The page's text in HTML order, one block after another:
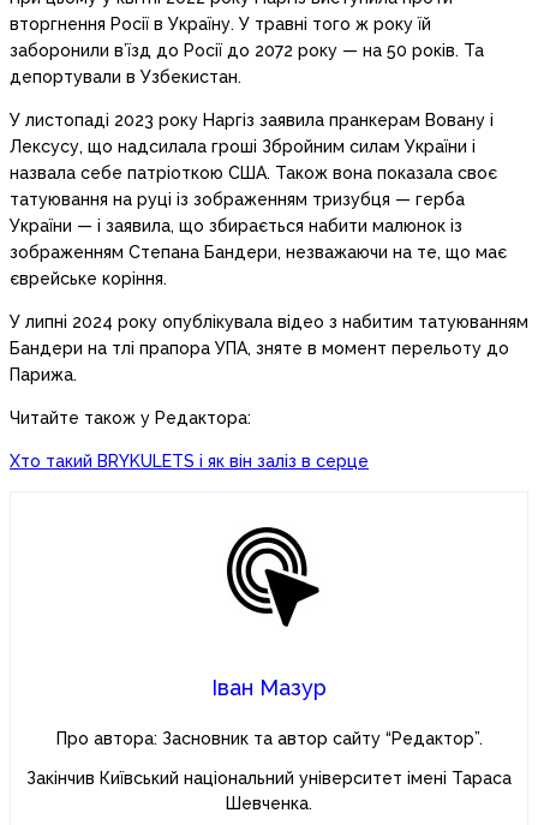
вторгнення Росії в Україну. У травні того ж року їй
заборонили в’їзд до Росії до 2072 року — на 50 років. Та
депортували в Узбекистан.
У листопаді 2023 року Наргіз заявила пранкерам Вовану і
Лексусу, що надсилала гроші Збройним силам України і
назвала себе патріоткою США. Також вона показала своє
татуювання на руці із зображенням тризубця — герба
України — і заявила, що збирається набити малюнок із
зображенням Степана Бандери, незважаючи на те, що має
єврейське коріння.
У липні 2024 року опублікувала відео з набитим татуюванням
Бандери на тлі прапора УПА, зняте в момент перельоту до
Парижа.
Читайте також у Редактора:
Хто такий BRYKULETS і як він заліз в серце
Іван Мазур
Про автора: Засновник та автор сайту “Редактор”.
Закінчив Київський національний університет імені Тараса
Шевченка.